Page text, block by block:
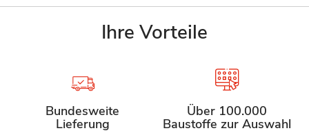
Ihre Vorteile
Bundesweite
Lieferung
Über 100.000
Baustoffe zur Auswahl